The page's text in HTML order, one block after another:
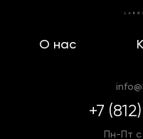
О нас
+7
Пн-Пт